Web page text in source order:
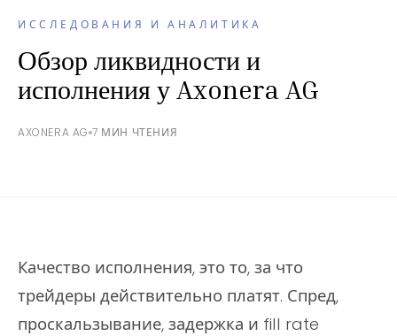
ИССЛЕДОВАНИЯ И АНАЛИТИКА
Обзор ликвидности и
исполнения у Axonera AG
AXONERA AG 7 МИН ЧТЕНИЯ
Качество исполнения, это то, за что
трейдеры действительно платят. Спред,
проскальзывание, задержка и fill rate